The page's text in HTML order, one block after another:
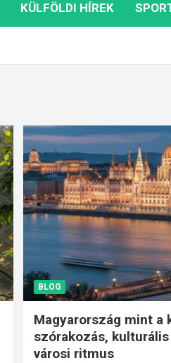
KÜLFÖLDI HÍREK
BLOG
Magyarország mint a
szórakozás,
városi ritmus